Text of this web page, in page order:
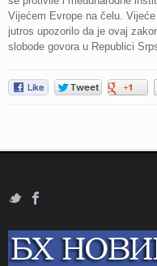
Vijećem Evrope na čelu.
jutros upozorilo da je ovaj
slobode govora u Republici